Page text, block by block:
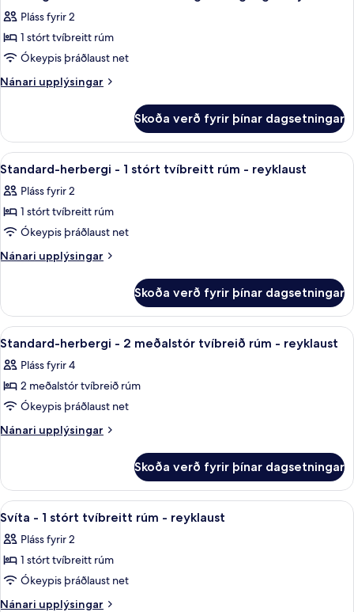
allar
myndir
fyrir
Herbergi
-
tvíbreitt
rúm
-
gott
aðgengi
reyklaust
Pláss fyrir 2
1 stórt tvíbreitt rúm
Ókeypis þráðlaust net
Nánari upplýsingar
Nánari
-
stórt
rúm
-
aðgengi
-
reyklaust
Skoða verð fyrir þínar dagsetningar
Skoða
allar
myndir
fyrir
Standard-
herbergi
stórt
tvíbreitt
rúm
-
reyklaust
Standard-herbergi - 1 stórt tvíbreitt
9
Standard-herbergi - 1 stórt tvíbreitt rúm - reyklaust
Pláss fyrir 2
1 stórt tvíbreitt rúm
Ókeypis þráðlaust net
Nánari upplýsingar
Nánari
herbergi
1
tvíbreitt
rúm
reyklaust
Skoða verð fyrir þínar dagsetningar
Skoða
allar
myndir
fyrir
Standard-
herbergi
meðalstór
tvíbreið
rúm
-
reyklaust
Standard-herbergi - 2 meðalstór
8
Standard-herbergi - 2 meðalstór tvíbreið rúm - reyklaust
Pláss fyrir 4
2 meðalstór tvíbreið rúm
Ókeypis þráðlaust net
Nánari upplýsingar
Nánari
herbergi
2
tvíbreið
rúm
reyklaust
Skoða verð fyrir þínar dagsetningar
Skoða
allar
myndir
fyrir
Svíta
-
Svíta - 1 stórt tvíbreitt rúm -
9
Svíta - 1 stórt tvíbreitt rúm - reyklaust
Pláss fyrir 2
1 stórt tvíbreitt rúm
Ókeypis þráðlaust net
Nánari upplýsingar
Nánari